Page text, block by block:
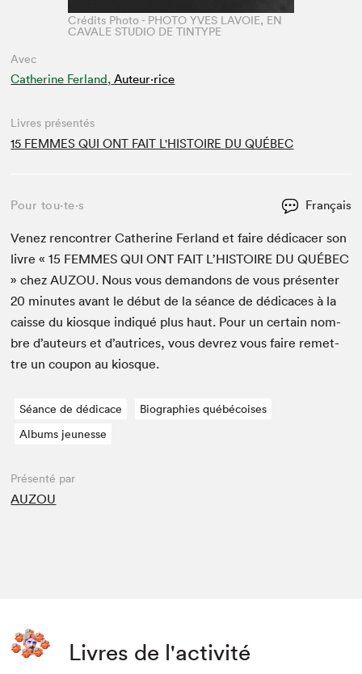
Avec
Catherine Ferland, Auteur·rice
Crédits Photo - PHOTO YVES LAVOIE, EN
CAVALE STUDIO DE TINTYPE
Livres présentés
15 FEMMES QUI ONT FAIT L'HISTOIRE DU QUÉBEC
Pour tou⋅te⋅s Français
Venez ren­con­tr­er Cather­ine Fer­land et faire dédi­cac­er son
livre «15 FEMMES QUI ONT FAITL’HIS­TOIRE DU QUÉBEC
» chezAUZOU. Nous vous deman­dons de vous présen­ter
20 min­utes avant le début de la séance de dédi­caces à la
caisse du kiosque indiqué plus haut. Pour un cer­tain nom­
bre d’auteurs et d’autrices, vous devrez vous faire remet­
tre un coupon au kiosque.
Séance de dédicace
Biographies québécoises
Albums jeunesse
Présenté par
AUZOU
Livres de l'activité